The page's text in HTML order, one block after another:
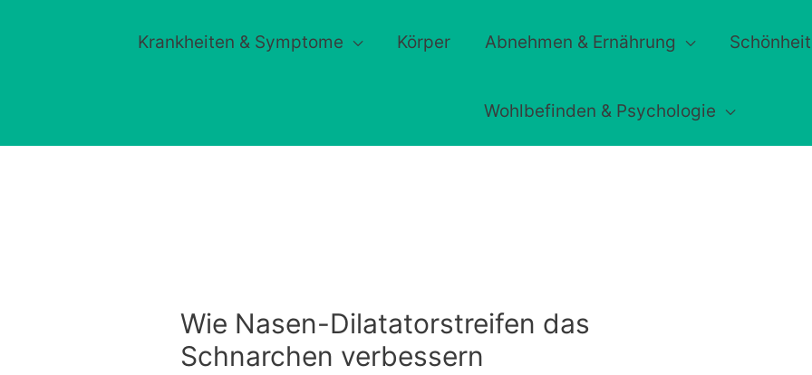
Krankheiten & Symptome Körper Abnehmen & Ernährung Schönheit
Wohlbefinden & Psychologie
Wie Nasen-Dilatatorstreifen das
Schnarchen verbessern